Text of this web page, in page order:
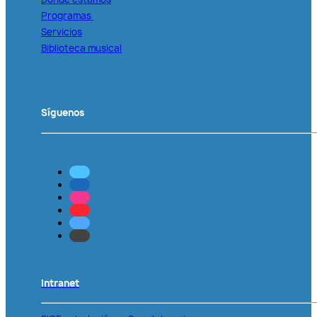
Programas
Servicios
Biblioteca musical
Síguenos
Intranet